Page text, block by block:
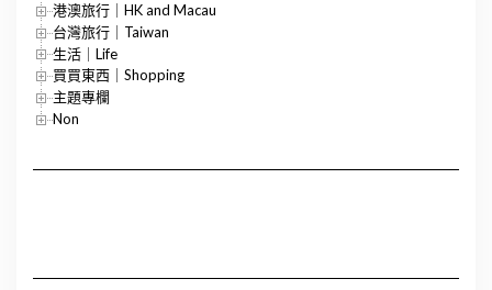
港澳旅行｜HK and Macau
台灣旅行｜Taiwan
生活｜Life
買買東西｜Shopping
主題專欄
Non